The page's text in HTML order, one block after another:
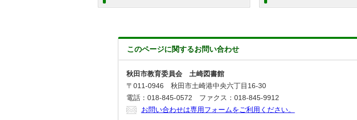
このページに関するお問い合わせ
秋田市教育委員会 土崎図書館
〒011-0946 秋田市土崎港中央六丁目16-30
電話：018-845-0572 ファクス：018-845-9912
お問い合わせは専用フォームをご利用ください。